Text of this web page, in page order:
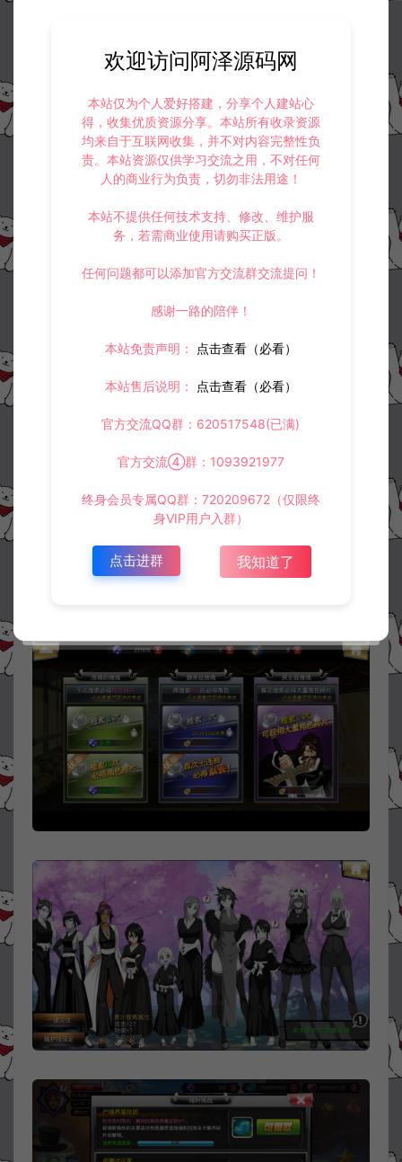
欢迎访问阿泽源码网
本站仅为个人爱好搭建，分享个人建站心
得，收集优质资源分享。本站所有收录资源
均来自于互联网收集，并不对内容完整性负
责。本站资源仅供学习交流之用，不对任何
人的商业行为负责，切勿非法用途！
本站不提供任何技术支持、修改、维护服
务，若需商业使用请购买正版。
任何问题都可以添加官方交流群交流提问！
感谢一路的陪伴！
本站免责声明： 点击查看（必看）
本站售后说明： 点击查看（必看）
官方交流QQ群：620517548(已满)
官方交流④群：1093921977
终身会员专属QQ群：720209672（仅限终
身VIP用户入群）
点击进群 我知道了